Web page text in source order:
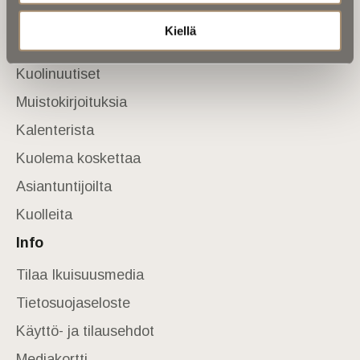
Kiellä
Sivusto
Etusivu
Kuolinuutiset
Muistokirjoituksia
Kalenterista
Kuolema koskettaa
Asiantuntijoilta
Kuolleita
Info
Tilaa Ikuisuusmedia
Tietosuojaseloste
Käyttö- ja tilausehdot